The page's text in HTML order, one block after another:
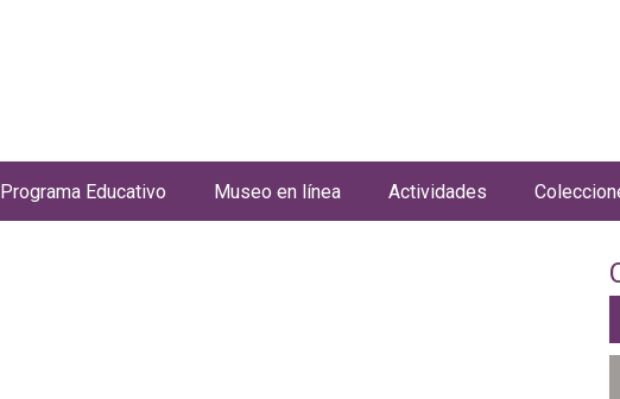
Programa Educativo Museo en línea Actividades